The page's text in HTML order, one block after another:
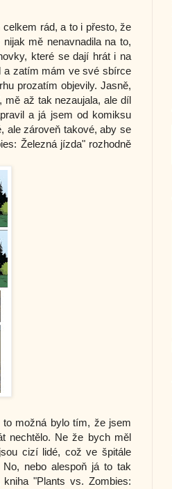
rád, a to i přesto, že
mě nenavnadila na to,
které se dají hrát i na
a zatím mám ve své sbírce
prozatím objevily. Jasně,
mě až tak nezaujala, ale díl
a já jsem od komiksu
ale zároveň takové, aby se
Železná jízda" rozhodně
možná bylo tím, že jsem
nechtělo. Ne že bych měl
cizí lidé, což ve špitále
nebo alespoň já to tak
"Plants vs. Zombies: